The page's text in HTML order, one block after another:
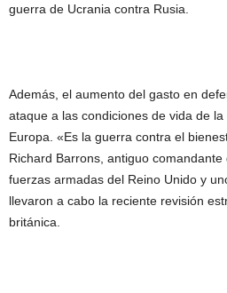
guerra de Ucrania contra Rusia.
Además, el aumento del gasto en
ataque a las condiciones de vida de
Europa. «Es la guerra contra el
Richard Barrons, antiguo
fuerzas armadas del Reino Unido y
llevaron a cabo la reciente revisión
británica.